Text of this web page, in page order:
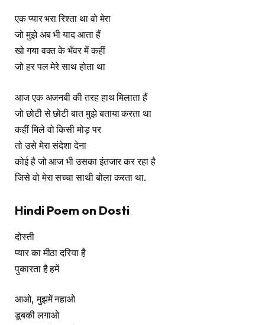
एक प्यार भरा रिश्ता था वो मेरा
जो मुझे अब भी याद आता हैं
खो गया वक्त के भँवर में कहीं
जो हर पल मेरे साथ होता था
आज एक अजनबी की तरह हाथ मिलाता हैं
जो छोटी से छोटी बात मुझे बताया करता था
कहीं मिले वो किसी मोड़ पर
तो उसे मेरा संदेशा देना
कोई है जो आज भी उसका इंतजार कर रहा है
जिसे वो मेरा सच्चा साथी बोला करता था.
Hindi Poem on Dosti
दोस्ती
प्यार का मीठा दरिया है
पुकारता है हमें
आओ, मुझमें नहाओ
डूबकी लगाओ